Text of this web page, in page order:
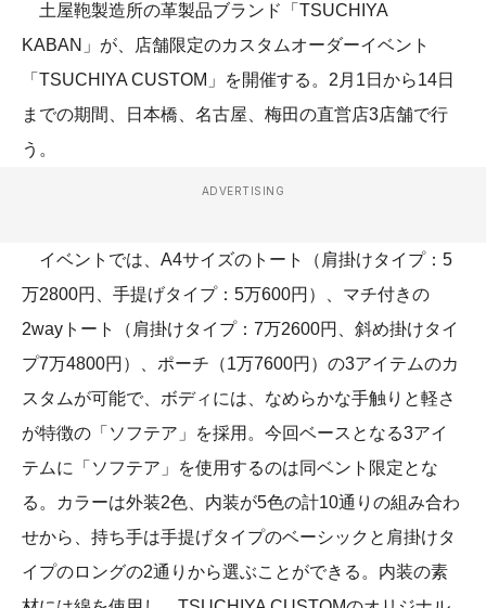
土屋鞄製造所の革製品ブランド「TSUCHIYA
KABAN」が、店舗限定のカスタムオーダーイベント
「TSUCHIYA CUSTOM」を開催する。2月1日から14日
までの期間、日本橋、名古屋、梅田の直営店3店舗で行
う。
ADVERTISING
イベントでは、A4サイズのトート（肩掛けタイプ：5
万2800円、手提げタイプ：5万600円）、マチ付きの
2wayトート（肩掛けタイプ：7万2600円、斜め掛けタイ
プ7万4800円）、ポーチ（1万7600円）の3アイテムのカ
スタムが可能で、ボディには、なめらかな手触りと軽さ
が特徴の「ソフテア」を採用。今回ベースとなる3アイ
テムに「ソフテア」を使用するのは同ベント限定とな
る。カラーは外装2色、内装が5色の計10通りの組み合わ
せから、持ち手は手提げタイプのベーシックと肩掛けタ
イプのロングの2通りから選ぶことができる。内装の素